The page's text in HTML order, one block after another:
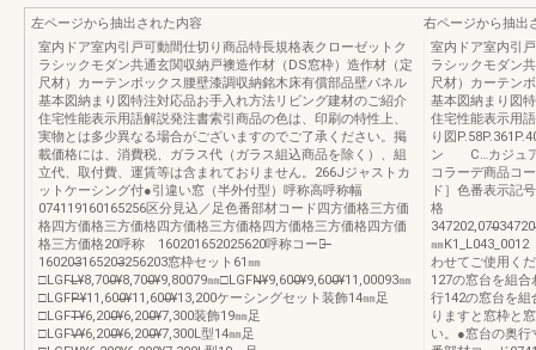
左ページから抽出された内容
室内ドア室内引戸可動間仕切り商品特長規格表クローゼットク
ラシックモダン共通玄関収納戸襖造作材（DS窓枠）造作材（定
尺材）カーテンボックス腰壁漆調収納銘木床有償部品壁パネル
基本図納まり図特注対応品お手入れ方法リビング建材のご紹介
住宅性能表示用語解説発注書索引商品の色は、印刷の特性上、
実物とは多少異なる場合がございますのでご了承ください。掲
載価格には、消費税、ガラス代（ガラス組込商品を除く）、組
立代、取付費、運賃等は含まれておりません。266Jジャストカ
ットケーシング付●引違い窓（半外付型）呼称高呼称幅
074119160165256区分見込／足色番部材コード四方価格三方価
格四方価格三方価格四方価格三方価格四方価格三方価格四方価
格三方価格20呼称 160201652025620呼称コード̶̶
160203̶̶165203̶̶256203窓枠セット61㎜
□LGFL̶̶¥8,700̶̶¥8,700̶̶¥9,80079㎜□LGFN̶̶¥9,600̶̶¥9,600̶̶¥11,00093㎜
□LGFP̶̶¥11,600̶̶¥11,600̶̶¥13,200ケーシングセット装飾14㎜足
□LGFT̶̶¥6,200̶̶¥6,200̶̶¥7,300装飾19㎜足
□LGFV̶̶¥6,200̶̶¥6,200̶̶¥7,300L型14㎜足
右ページから抽出
室内ドア室内引
ラシックモダン
尺材）カーテン
基本図納まり図
住宅性能表示用
り図
ン C…カジュ
コラーデ商品コ
ド］色番表示記
格
㎜
わせてご使用く
127の窓台を組
行142の窓台を
りますと窓枠と
い。●窓台の奥行